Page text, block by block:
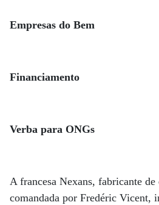
Empresas do Bem
Financiamento
Verba para ONGs
A francesa Nexans, fabricante de
comandada por Fredéric Vicent,